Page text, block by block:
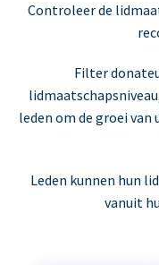
Controleer de
Filter
leden om de groei
Leden kunnen hun
vanuit